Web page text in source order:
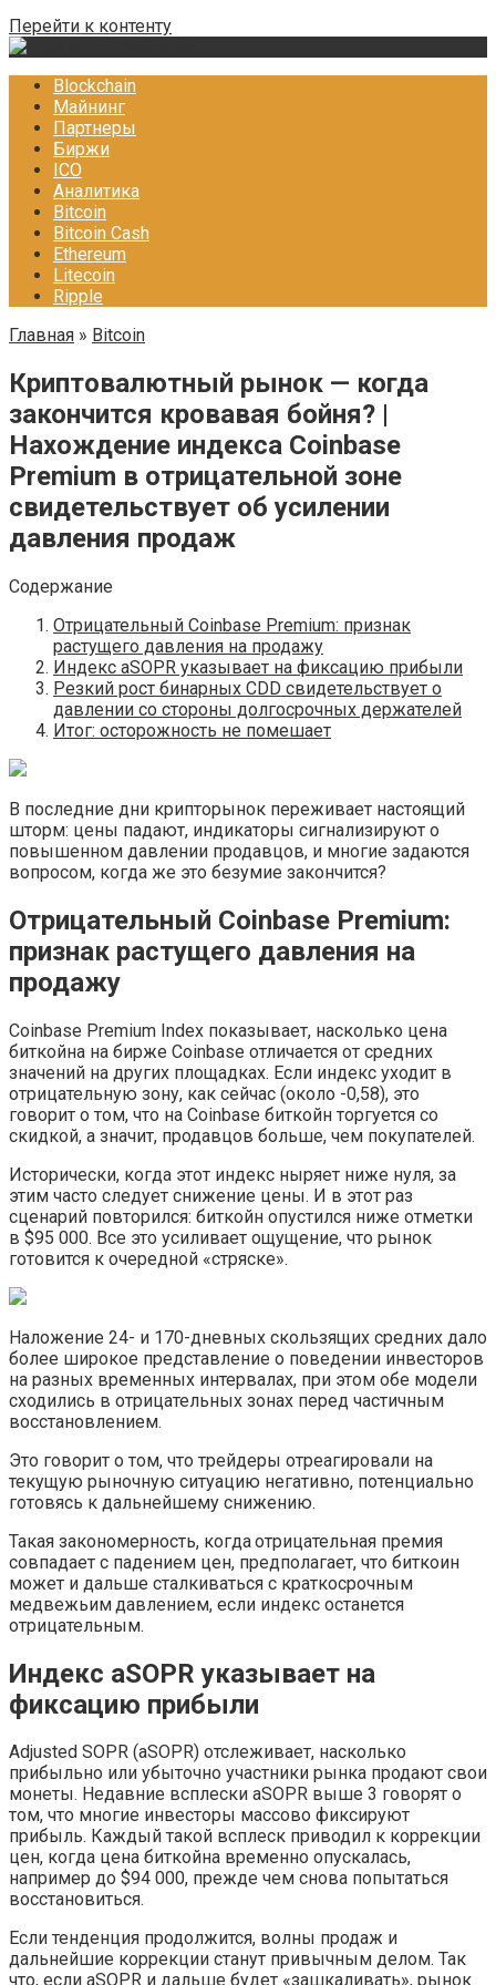
Перейти к контенту
Blockchain
Майнинг
Партнеры
Биржи
ICO
Аналитика
Bitcoin
Bitcoin Cash
Ethereum
Litecoin
Ripple
Главная » Bitcoin
Криптовалютный рынок — когда
закончится кровавая бойня? |
Нахождение индекса Coinbase
Premium в отрицательной зоне
свидетельствует об усилении
давления продаж
Содержание
Отрицательный Coinbase Premium: признак
растущего давления на продажу
Индекс aSOPR указывает на фиксацию прибыли
Резкий рост бинарных CDD свидетельствует о
давлении со стороны долгосрочных держателей
Итог: осторожность не помешает
В последние дни крипторынок переживает настоящий
шторм: цены падают, индикаторы сигнализируют о
повышенном давлении продавцов, и многие задаются
вопросом, когда же это безумие закончится?
Отрицательный Coinbase Premium:
признак растущего давления на
продажу
Coinbase Premium Index показывает, насколько цена
биткойна на бирже Coinbase отличается от средних
значений на других площадках. Если индекс уходит в
отрицательную зону, как сейчас (около -0,58), это
говорит о том, что на Coinbase биткойн торгуется со
скидкой, а значит, продавцов больше, чем покупателей.
Исторически, когда этот индекс ныряет ниже нуля, за
этим часто следует снижение цены. И в этот раз
сценарий повторился: биткойн опустился ниже отметки
в $95 000. Все это усиливает ощущение, что рынок
готовится к очередной «стряске».
Наложение 24- и 170-дневных скользящих средних дало
более широкое представление о поведении инвесторов
на разных временных интервалах, при этом обе модели
сходились в отрицательных зонах перед частичным
восстановлением.
Это говорит о том, что трейдеры отреагировали на
текущую рыночную ситуацию негативно, потенциально
готовясь к дальнейшему снижению.
Такая закономерность, когда отрицательная премия
совпадает с падением цен, предполагает, что биткоин
может и дальше сталкиваться с краткосрочным
медвежьим давлением, если индекс останется
отрицательным.
Индекс aSOPR указывает на
фиксацию прибыли
Adjusted SOPR (aSOPR) отслеживает, насколько
прибыльно или убыточно участники рынка продают свои
монеты. Недавние всплески aSOPR выше 3 говорят о
том, что многие инвесторы массово фиксируют
прибыль. Каждый такой всплеск приводил к коррекции
цен, когда цена биткойна временно опускалась,
например до $94 000, прежде чем снова попытаться
восстановиться.
Если тенденция продолжится, волны продаж и
дальнейшие коррекции станут привычным делом. Так
что, если aSOPR и дальше будет «зашкаливать», рынок